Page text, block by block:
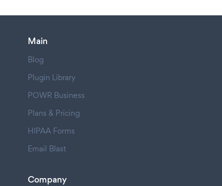
Main
Blog
Plugin Library
POWR Business
Plans & Pricing
HIPAA Forms
Email Blast
Company